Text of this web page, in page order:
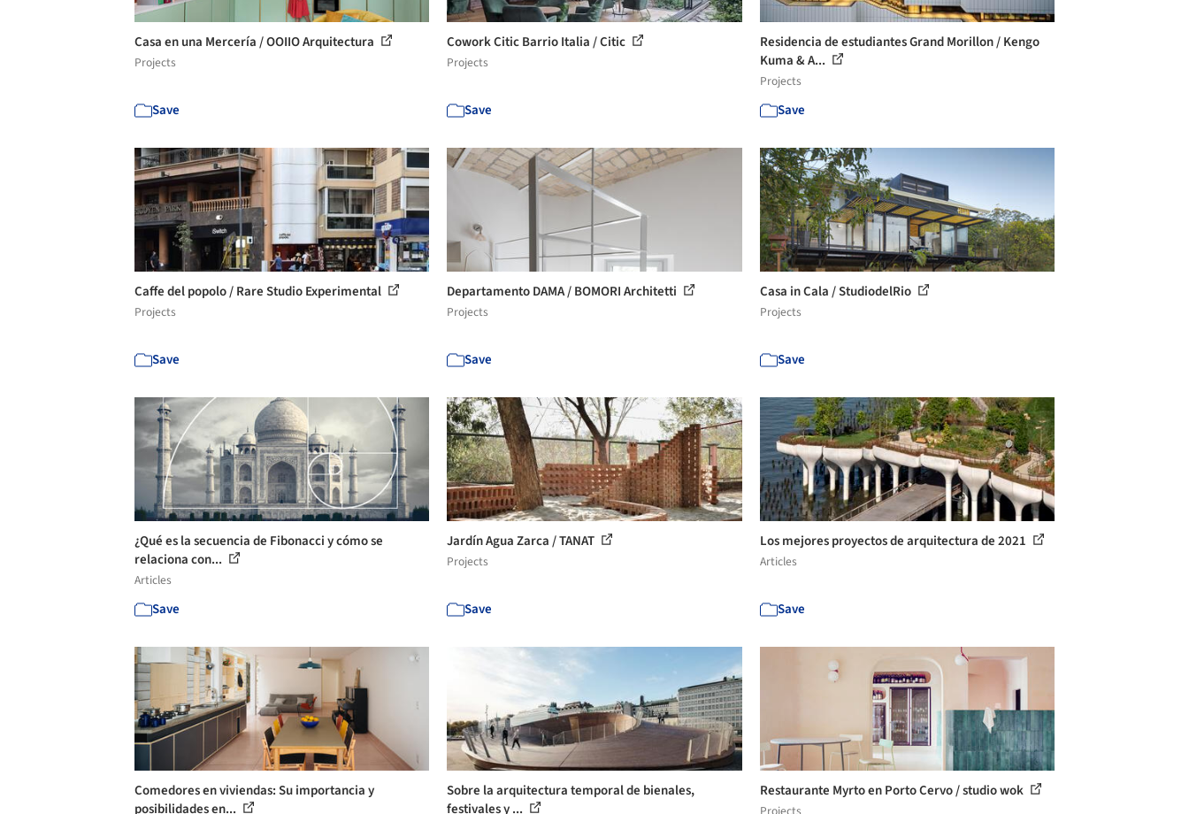
Casa en una Mercería / OOIIO Arquitectura
Projects
Save
Cowork Citic Barrio Italia / Citic
Projects
Save
Residencia de estudiantes Grand Morillon / Kengo
Kuma & A...
Projects
Save
Caffe del popolo / Rare Studio Experimental
Projects
Save
Departamento DAMA / BOMORI Architetti
Projects
Save
Casa in Cala / StudiodelRio
Projects
Save
¿Qué es la secuencia de Fibonacci y cómo se
relaciona con...
Articles
Save
Jardín Agua Zarca / TANAT
Projects
Save
Los mejores proyectos de arquitectura de 2021
Articles
Save
Comedores en viviendas: Su importancia y
posibilidades en...
Sobre la arquitectura temporal de bienales,
festivales y ...
Restaurante Myrto en Porto Cervo / studio wok